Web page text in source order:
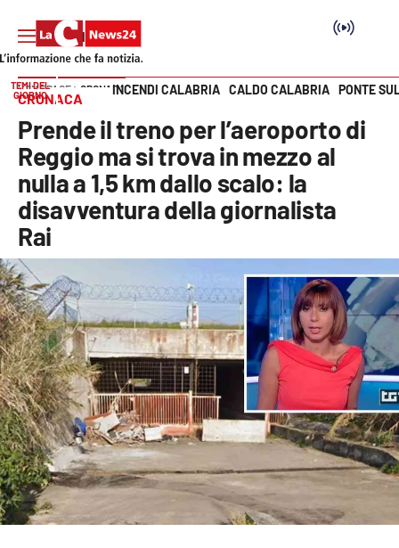
SEZIONI
Cronaca
Politica
Attualità
Economia e lavoro
Italia Mondo
Sanità
Sport
Cultura
Vai
TEMI DEL
GIORNO
INCENDI CALABRIA CALDO CALABRIA PONTE
HOME PAGE CRONACA
CRONACA
Prende il treno per l’aeroporto di
Reggio ma si trova in mezzo al
nulla a 1,5 km dallo scalo: la
disavventura della giornalista
Rai